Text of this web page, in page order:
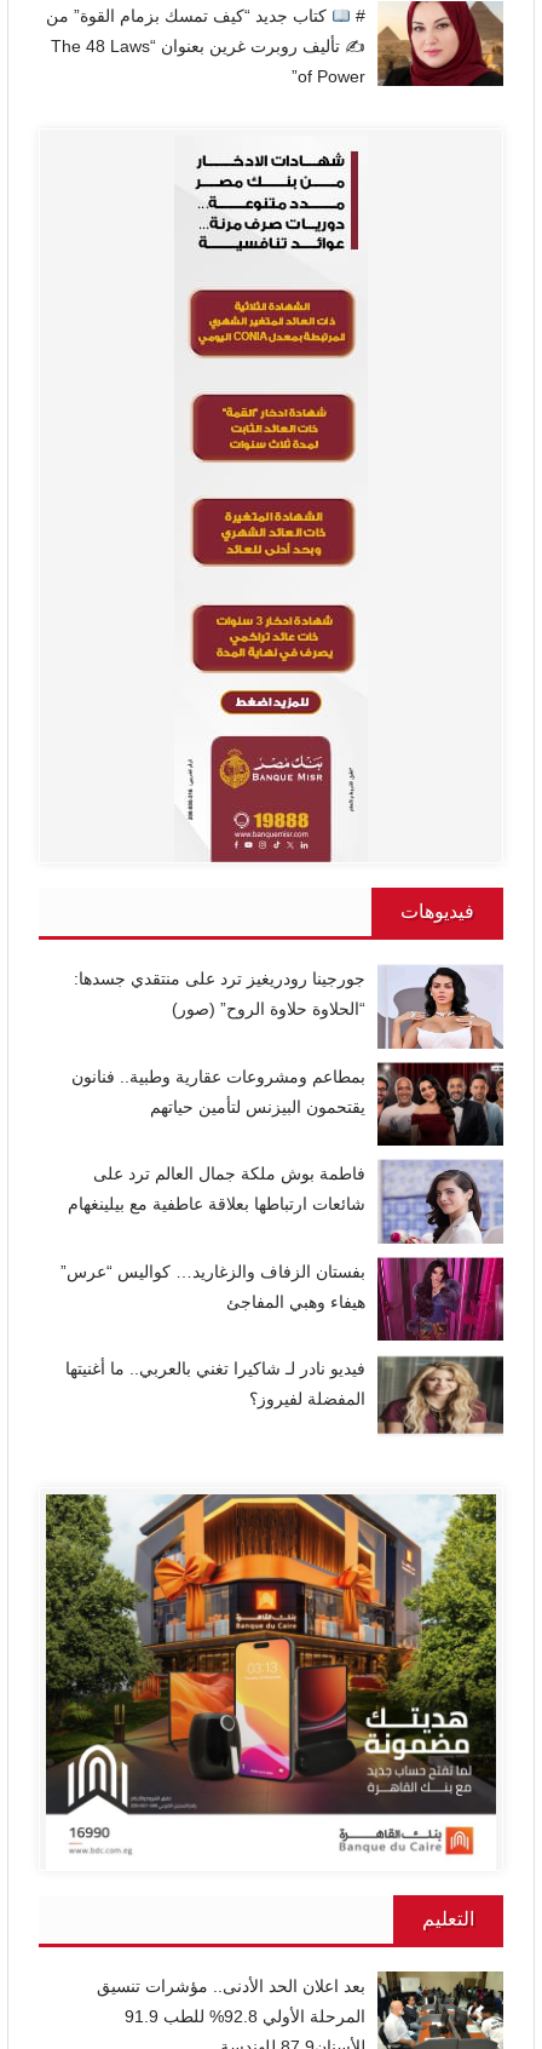
#
كتاب جديد “كيف تمسك بزمام القوة” من
✍
تأليف روبرت غرين بعنوان “The 48 Laws
of Power”
فيديوهات
جورجينا رودريغيز ترد على منتقدي جسدها:
“الحلاوة حلاوة الروح” (صور)
بمطاعم ومشروعات عقارية وطبية.. فنانون
يقتحمون البيزنس لتأمين حياتهم
فاطمة بوش ملكة جمال العالم ترد على
شائعات ارتباطها بعلاقة عاطفية مع بيلينغهام
بفستان الزفاف والزغاريد… كواليس “عرس”
هيفاء وهبي المفاجئ
فيديو نادر لـ شاكيرا تغني بالعربي.. ما أغنيتها
المفضلة لفيروز؟
التعليم
بعد اعلان الحد الأدنى.. مؤشرات تنسيق
المرحلة الأولي 92.8% للطب 91.9